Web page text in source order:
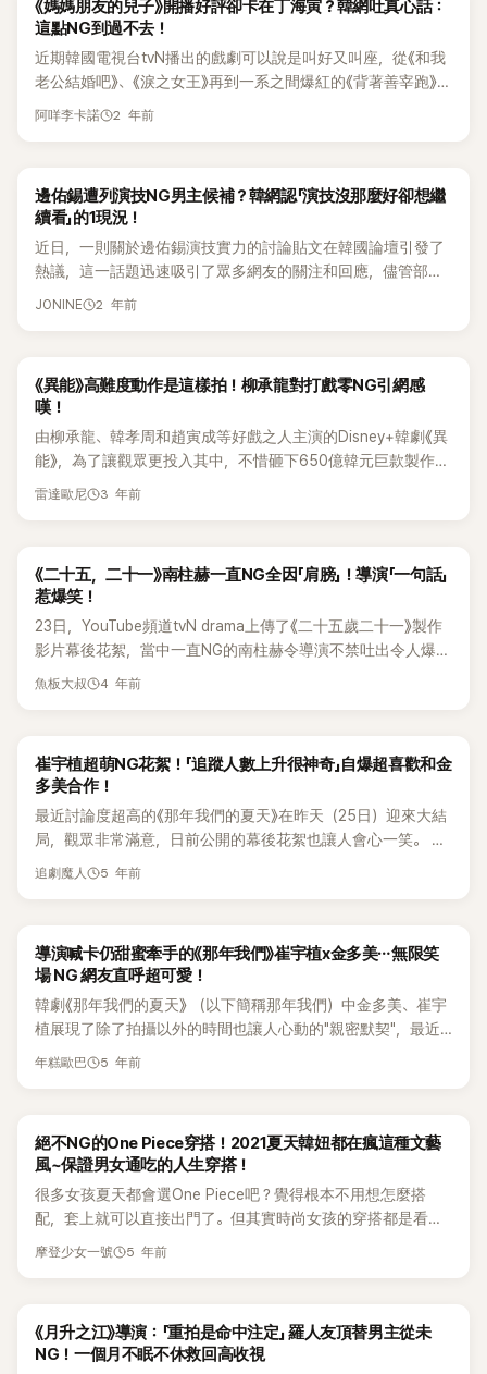
以這樣的方式處理。 不過韓媒《The Fact》後來以「獨家」形式報
導此事，幾乎是第一家刊出，還附上傳聞中流傳的KakaoTalk
對話內容。從報導內容來看，幾乎任何人都可以推斷出那確實
是自殘事件。 而事實上只要搜尋電影《Real》加上「雪莉」，有
99%的結果都是關於她的裸露、接吻戲、床戲的行銷操作，甚
至還有隻截取雪莉裸露畫面的影片流傳，整部電影的宣傳手法
這種低級的宣傳早在2016年11月前就持續進行。據遺屬所說，
雪莉在拍完這部電影後，情緒狀況變得非常不好，甚至說出「再
就出現了「雪莉手腕受傷、送進急診室」的新聞報導。最初韓媒
《朝鮮日報》直接報導說「手腕裂傷5公分」，但隔天卻改口說只是
「受傷」。 韓國網友也紛紛留言指責：「到底有多少人...連說都說
不出口。」、「這是真的，她媽媽在紀錄片裡也有提到...這不是什
次，噁心死了」、「她獨自在現場到底有多害怕又多屈辱」、「那時
候我在論壇上只會為雪莉辯護，現在想起來心裡真的很不好
受，眼淚都快流下來」、「如果不是賽綸的家人勇敢站出來，不
知道還會有多少女生受害」、「那時候雪莉有點不穩定，記得在
試映會上也被說了不少不好聽的話」、「雪莉拍《Real》後形象真
的受損很大」
系有些不合。普通的上衣搭配過於鮮豔的百褶裙，讓人聯想到
要去跳佛朗明哥舞」、「這條裙子看起來就像乾燥的橘子皮，完
全沒辦法讓人接受」。 藝人金玉彬則是被批評道像是不知活在
哪個季節的人「整體造型讓人覺得「很涼爽」，但問題是現在才2
月，過於清涼的搭配反而讓人無法理解」、「上衣與下裝的季節
路線的華莎則是因穿著尺寸過小的單品，讓人觀感感到不適「尺
寸過小的單品，真的不要再強行穿了……光看就讓人覺得不舒
服」、「該拋棄『華莎就能駕馭一切』這種莫名的定律了」、「性感與
否不是重點，這套服裝看起來真的太不舒服了」、「這讓我想到
印章與印泥……」、「讓人覺得過於負擔，時尚究竟是什麼？」 最
後則是演員琴世祿，「這套造型讓人聯想到過去歐洲某國的騎兵
制服……完全無法理解這個造型的概念」、「我還以為是在看音樂
一把擊劍」、「完全無法理解，白色蕾絲內搭給人清純的感覺，
外套則充滿可愛氛圍，褲子又過於休閒，連曖昧的長度都無法
一部改編自小說的舞台劇服裝」、「讓人聯想到中世紀的獵人風
格。不僅讓比例顯得更矮，還完全失去了個人特色，堪稱最糟
糕的穿搭之一」。
足遊戲為觀眾帶來緊張刺激的氛圍。他們分別成功挑戰了《魷魚
遊戲》標誌性的懷舊遊戲，包括打畫片、丟彈珠、丟石片、踢毽
子和轉陀螺。 演員們分享了他們實際玩遊戲時的拍攝經歷。姜
河那提到，曾在《生活達人》中以高超彈珠技巧聞名的朴鐘男作
為他的彈珠遊戲手部替身，這也引發了話題。 李政宰問姜河
政宰與曹柔理等人紛紛驚嘆：「怎麼那麼快！」、「看起來速度不
快，實際上竟然這麼流暢！」而李書煥則對姜河那打趣道：「你
應該去向那位達人鞠躬致謝。」 當李炳憲在劇中成功通過遊戲
進入下一章節，表現出興奮之情時，姜河那感嘆道：「炳憲前輩
像個少年一樣。」李政宰也笑稱：「炳憲哥真的完全沉浸在遊戲
浸其中，實際享受這些遊戲。這樣的表演挑戰雖然困難，但也
很有趣。」 他還提到拍攝時因陀螺轉不動而焦急地打自己耳光
一次成功不要NG。我記得大概拍了三次，擔心的不是痛，而是
怕臉上的瘀傷會無法用化妝遮蓋。」逗得工作人員笑聲不斷。
李書煥則分享李炳憲的「NG事故」，他說：「炳憲前輩需要表現失
敗，但他太厲害了，隨便扔陀螺都能成功。即使閉眼亂扔也能
幾個月製作組給我陀螺，我就趁空練習，練到隨時都能成功。
後來還得刻意練習失敗的技巧。」 此外，李政宰也以完美的踢
練武術，但這部戲的宣傳變成了摺紙牌、彈珠和踢毽子，真的
有點特別。」 最後，李書煥自曝在遊戲成功後撞到攝影機的搞
笑經歷。當時他看起來像是在哭，李政宰問：「你在哭嗎？」李書
煥解釋說：「當時閉眼時撞到了攝影機，實在太痛，所以看起來
家庭戶平均為4.9%，最高達7.5%，在包括有線台和綜合編成
台在內的同時間段中位列第一。 雖然在首播的收視成績相當不
錯，但是否能繼續延續熱潮及男女主角的化學反應及故事的趣
味性，依舊是未知數，加上這次是丁海寅首次挑戰浪漫喜劇，
因此未來會如何發展，也備受關注。 對此，就有韓媒針對該劇
毫無新意的角色登場」。 家人面對因闖禍突然出現在老家的女
主角裵石榴的變化，也在可預想的範圍之內，裴石榴的母親訓
斥了突然從美國退婚回來的女兒，雖然很傷心，但最終還是包
容了女兒。 然而在浪漫喜劇題材中，男女主角的化學反應是最
高的核心要素，加上庭沼珉早已活躍在多數浪漫喜劇中，而丁
不突出。 此外，雖然在第2集結尾時成功吐露了隱藏在內心的
傷痛，但還是有許多人認爲浪漫喜劇的默契度沒有充分體現，
而丁海寅的部分則是被評價為，之前在《常請吃飯的漂亮姐姐》
和《春夜》中與年長的女演員合作得更多，因此很多人認爲傳達
同齡默契的演技看起來還很彆扭，加上因為建築師的設定，但
合，意見還是存在分歧，加上觀衆們對似乎用力過猛的表演和
演技及肉麻的臺詞感到遺憾，散漫的故事情節和老套的演出也
起了許多網友的討論，不少網友依舊對該劇抱持好評，紛紛表
示「但還是有值得看的地方」、「還算有趣」、「第二集後開始變好
看了」、「還行啦，會繼續看下去」。但也有部分網友認為「丁海寅
像演技已經上不去了」、「丁海寅演技都長一樣，所以看不下
BabyBoss，就有點回不去了」、「丁海寅在裡面的造型真的太不
搭了」反應十分熱烈。
《媽媽朋友的兒子》開播好評卻卡在丁海寅？韓網吐真心話：
這點NG到過不去！
近期韓國電視台tvN播出的戲劇可以說是叫好又叫座，從《和我
老公結婚吧》、《淚之女王》再到一系之間爆紅的《背著善宰跑》，
都創下了超高話題性及收視率，贏過許多他台同時段播出的戲
家庭戶平均為4.9%，最高達7.5%，在包括有線台和綜合編成
台在內的同時間段中位列第一。 雖然在首播的收視成績相當不
錯，但是否能繼續延續熱潮及男女主角的化學反應及故事的趣
味性，依舊是未知數，加上這次是丁海寅首次挑戰浪漫喜劇，
因此未來會如何發展，也備受關注。 對此，就有韓媒針對該劇
都是毫無新意的角色設定」。 家人面對因闖禍突然出現在老家
的女主角裵石榴的變化，也在可預想的範圍之內，裴石榴的母
親訓斥了突然從美國退婚回來的女兒，雖然很傷心，但最終還
是包容了女兒。 然而在浪漫喜劇題材中，男女主角的化學反應
是最高的核心要素，加上庭沼珉早已活躍在多數浪漫喜劇中，
的魅力並不突出。 此外，雖然在第2集結尾時成功吐露了隱藏
在內心的傷痛，但還是有許多人認爲浪漫喜劇的默契度沒有充
分體現，而丁海寅的部分則是被評價為，之前在《常請吃飯的漂
亮姐姐》和《春夜》中與年長的女演員合作得更多，因此很多人認
爲傳達同齡默契的演技看起來還很彆扭，加上因為建築師的設
的配合，意見還是存在分歧，加上觀衆們對似乎用力過猛的表
演和演技及肉麻的臺詞感到遺憾，散漫的故事情節和老套的演
出也都被認為是妨礙觀衆們入戲的原因之一。 報導曝光後很快
就引起了許多網友的討論，不少網友依舊對該劇抱持好評，紛
紛表示「但還是有值得看的地方」、「還算有趣」、「第二集後開始
變好看了」、「還行啦，會繼續看下去」。但也有部分網友認為「丁
海寅像演技已經上不去了」、「丁海寅演技都長一樣，所以看不
BabyBoss，就有點回不去了」、「丁海寅在裡面的造型真的太不
搭了」反應十分熱烈。
阿咩李卡諾 2 年前
邊佑錫遭列演技NG男主候補？韓網認「演技沒那麼好卻想繼
續看」的1現況！
近日，一則關於邊佑錫演技實力的討論貼文在韓國論壇引發了
熱議，這一話題迅速吸引了眾多網友的關注和回應，儘管部分
觀眾對他的表現有所批評，但也有不少粉絲為他辯護，認為他
去試圖挽救一切的感人故事，深深吸引了大量劇迷的目光，而
邊佑錫在劇中飾演的主角善宰，這一角色深受觀眾喜愛，特別
是在一些感情戲中，他的表現尤為突出。 然而，在論壇上，他
卻被部分觀眾批評為「爛演技」，甚至有人將他列入爛演技男主
演候補名單，引發了網友們的激烈討論，在這則討論貼文中有
到，他從頭到尾都看了《背著善宰跑》，覺得邊佑錫的演技沒有
太大問題，但他的演技基礎並不夠扎實，特別是當台詞變長
時，他的發音和呼吸顯得不夠自然，這影響了整體的表現。 然
而，也有不少網友對邊佑錫的演技表現給予了高度評價，他們
認為邊佑錫在《背著善宰跑》中通過細膩的表情變化和有力的眼
劇情中，感受到角色的內心波動，一位網友特別提到，他在觀
看劇時，常常被邊佑錫的眼神吸引，認為這種細膩的演技在年
輕演員中是相當難得的。 此外，邊佑錫的聲音也成為了他演技
中的一大亮點。低沉而富有磁性的聲音，讓他在詮釋角色時更
加具有說服力和感染力，這使得許多觀眾在聽到他的台詞時，
技表現。 對此篇討論帖，韓國網友們也留言說道：「我覺得他的
眼神是優勢啊...」、「不過演員本人也說過，九到十六集想重新
有點問題，但看著看著還是能接受」、「以我的標準來看，邊佑
錫的演技是符合善宰的，當然角色本身也是很好的，但我覺得
他把握得很到位」、「善宰這個角色真的很適合他，即使有些不
足之處也能被忽略，其他作品我沒看過，所以不太了解」、「說
題...但在《20世紀少女》裡，咬字表現得很好」、「因為他演技不
好，我還以為他是新人，結果一聽說他已經有九年經歷，驚呆
眼神就有很多故事」、「 外貌也是電視劇的一部分，這部分他真
的很完美，但如果單純看演技，還是有點遺憾，不過也沒有到
爛演技的程度吧，畢竟這是他第一次主演電視劇，未來如果能
有所進步就好了」、「如果他演技真的很差，無論善宰這個角色
和感情演技吸引了」、「我覺得還行，但咬字確實還需要再多練
習一下」，紛紛分享了自己的意見。
JONINE 2 年前
《異能》高難度動作是這樣拍！柳承龍對打戲零NG引網感
嘆！
由柳承龍、韓孝周和趙寅成等好戲之人主演的Disney+韓劇《異
能》，為了讓觀眾更投入其中，不惜砸下650億韓元巨款製作
費，務求呈現完美又華麗的特技給觀眾們觀賞。 22日，迪士尼
斗植」一角的趙寅成爲了研究如何帥氣地在凌空翻身開槍而努力
的模樣。趙寅成還開玩笑說：「看著被刪除的每分每秒畫面都感
可惜。」 接著，便是公開演員柳承龍的動作戲拍攝場面。 那場
是講述年輕時的「九龍浦」單人匹馬與一群流氓對打的動作戲。
原來那場戲是一次過完成，並沒有NG。 不僅如此，劇中飾演
韓那場戲是這樣來的XD」、「真是沒有腹肌基礎也做不到這高難
度動作」、 「帥氣場面竟然是這樣誕生，太不可思議」、「大家都
很專業」、「謝謝你們的努力，讓我們看得很開心」、「最後3集還
能觀賞到趙寅成的帥氣動作戲，真是太幸福了」等，反應熱烈。
小編： 原來那場翻身開槍射殺北韓是這樣來的😍😍
雷達歐尼 3 年前
《二十五，二十一》南柱赫一直NG全因「肩膀」！導演「一句話」
惹爆笑！
23日，YouTube頻道tvN drama上傳了《二十五歲二十一》製作
影片幕後花絮，當中一直NG的南柱赫令導演不禁吐出令人爆笑
的話。 這是羅希度（金泰梨飾）和白易辰（南柱赫飾）觀看廣
內的池昇琬（李宙明飾）時表現出大吃一驚，但卻頻頻NG。 然
後，南柱赫需要接連重拍了被嚇到的場面，正在監控的南柱赫
輪流握住左胸和右胸說：「心臟不是在這裡嗎?」引得現場笑聲一
片。 這時，攝影導演走到南柱赫面前他的摸了摸肩膀，然後
說：「肩膀太寬了吧？ 窄點吧！」字幕上寫著「心臟很難被拍進鏡
評不斷，除了本播出，目前也能在看到拍攝幕後花絮，演員們
私下的互動也如劇中般有愛，讓觀眾不禁大喊「演員間的演技配
合得非常好! 不火的話也沒太沒道理了！」
魚板大叔 4 年前
崔宇植超萌NG花絮！「追蹤人數上升很神奇」自爆超喜歡和金
多美合作！
最近討論度超高的《那年我們的夏天》在昨天（25日）迎來大結
局，觀眾非常滿意，日前公開的幕後花絮也讓人會心一笑。 崔
宇植和金多美在尾聲充滿著浪漫當甜蜜個戀愛，和普通情侶一
去。 崔宇植追上去應該要喊角色名字「妍秀」，沒想到直接叫出
本名「多美啊～」，讓現場所有人笑出聲。 崔宇植自己也笑了一
下，趕緊跑回原本的位置重新開始拍攝，這一幕因為太甜，也
讓觀眾直呼希望倆人交往。 另外，崔宇植接受韓媒採訪時表示
「出道10年第一部浪漫愛情劇，光看劇本就讓我產生想演好的想
幸福，如果有不了解的場境會問多美，她好不吝嗇地回答我！」
追劇魔人 5 年前
導演喊卡仍甜蜜牽手的《那年我們》崔宇植x金多美⋯無限笑
場 NG 網友直呼超可愛！
韓劇《那年我們的夏天》 （以下簡稱那年我們）中金多美、崔宇
植展現了除了拍攝以外的時間也讓人心動的"親密默契"，最近
SBS 《那年我們》 方面公開了題目爲 「陷入NG 泥沼的 崔宇植 x
崔宇植臉龐的金多美沒能進行接下來的台詞就不小心笑場，對
不明來由笑場的情況，崔宇植似乎感到些許驚慌，流露出 '什麼
情況" 的表情後，和金多美一起笑了出來。 攝影導演及工作人
員們看著陷入 NG 派對的崔宇植、金多美也大笑起來，最終導
演喊卡給出了信號，兩人開始準備重拍。在此過程中,崔宇植、
真的好可愛」、「即使不斷 NG 也無法讓人生氣」、「看了讓人心情
一起變好的情侶」 另外,崔宇植、金多美默契十足的 《那年我們》
年糕歐巴 5 年前
絕不NG的One Piece穿搭！2021夏天韓妞都在瘋這種文藝
風~保證男女通吃的人生穿搭！
很多女孩夏天都會選One Piece吧？覺得根本不用想怎麼搭
配，套上就可以直接出門了。但其實時尚女孩的穿搭都是看似
不經意，但花了很多小心思。就連一件式的One Piece在選款
又充滿了文藝風的素色系。韓妞就是很擅長這種素色系的穿搭
啊！比較流行的就是米色，霧霾藍，裸粉色，淡黃色等色系。1.
摩登少女一號 5 年前
《月升之江》導演：「重拍是命中注定」 羅人友頂替男主從未
NG！一個月不眠不休救回高收視